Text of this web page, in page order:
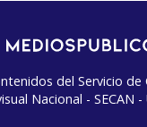
del Servicio de
Nacional - SECAN -